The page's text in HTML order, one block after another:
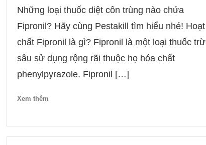
Những loại thuốc diệt côn trùng nào chứa
Fipronil? Hãy cùng Pestakill tìm hiểu nhé! Hoạt
chất Fipronil là gì? Fipronil là một loại thuốc trừ
sâu sử dụng rộng rãi thuộc họ hóa chất
phenylpyrazole. Fipronil […]
Xem thêm